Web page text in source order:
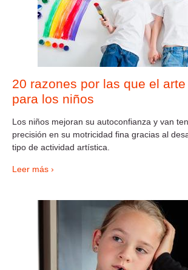
20 razones por las que el
para los niños
Los niños mejoran su autoconfianza y van
precisión en su motricidad fina gracias al
tipo de actividad artística.
Leer más ›